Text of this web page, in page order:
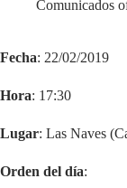
Comunicados
Fecha: 22/02/2019
Hora: 17:30
Lugar: Las Naves
Orden del día: